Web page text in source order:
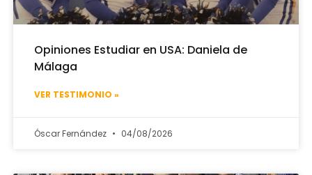
Opiniones Estudiar en USA: Daniela de
Málaga
VER TESTIMONIO »
Óscar Fernández 04/08/2026